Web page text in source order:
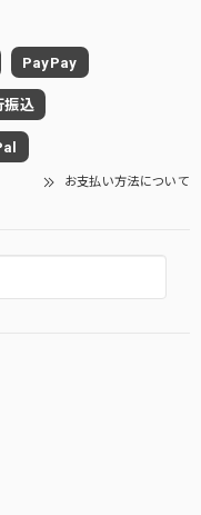
PayPay
振込
お支払い方法について